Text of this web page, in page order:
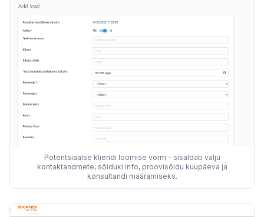
Potentsiaalse kliendi loomise vorm - sisaldab välju
kontaktandmete, sõiduki info, proovisõidu kuupäeva ja
konsultandi määramiseks.